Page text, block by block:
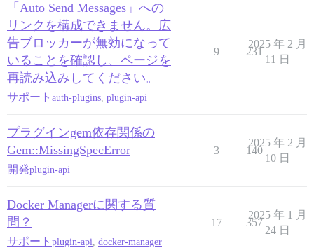
「Auto Send Messages」への
リンクを構成できません。広
告ブロッカーが無効になって
いることを確認し、ページを
再読み込みしてください。
サポート auth-plugins plugin-api
9 231
2025 年 2 月
11 日
プラグインgem依存関係の
Gem::MissingSpecError
開発plugin-api
3 140
2025 年 2 月
10 日
Docker Managerに関する質
問？
サポート plugin-api docker-manager
17 357
2025 年 1 月
24 日